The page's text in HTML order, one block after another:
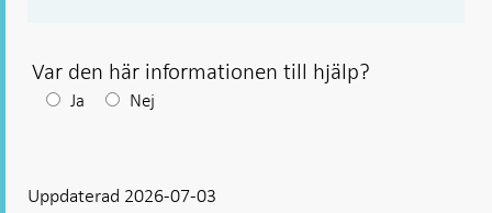
Var den här informationen till hjälp?
Efter
visas
Ja Nej
Uppdaterad 2026-07-03